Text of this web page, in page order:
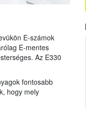
E-számok
E-mentes
Az E330
fontosabb
hogy mely